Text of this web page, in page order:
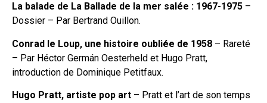
La balade de La Ballade de la mer salée : 1967-1975 –
Dossier – Par Bertrand Ouillon.
Conrad le Loup, une histoire oubliée de 1958 – Rareté
– Par Héctor Germán Oesterheld et Hugo Pratt,
introduction de Dominique Petitfaux.
Hugo Pratt, artiste pop art – Pratt et l’art de son temps